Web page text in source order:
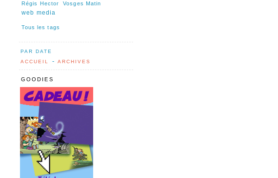
Régis Hector Vosges Matin
web media
Tous les tags
PAR DATE
ACCUEIL
- ARCHIVES
GOODIES